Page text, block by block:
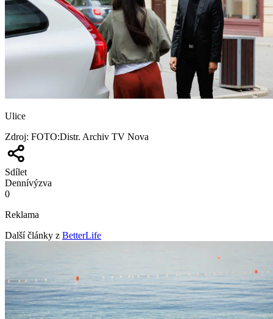
Ulice
Zdroj: FOTO:Distr. Archiv TV Nova
Sdílet
Dennívýzva
0
Reklama
Další články z BetterLife